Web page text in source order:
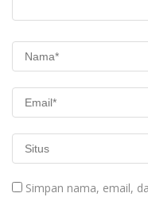
Simpan nama, email,